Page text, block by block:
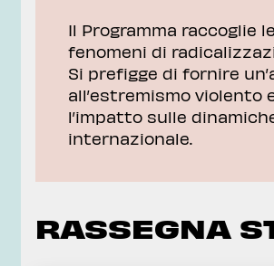
e Nord Africa
e Radicalizzazione
La
del Burkina Faso
relazioni
La
Il Programma raccoglie
fenomeni di
Si prefigge di fornire
all’estremismo violento
l’impatto sulle
internazionale.
RASSEGNA